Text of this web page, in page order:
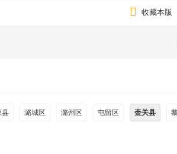
收藏本版
县 潞城区 潞州区 屯留区 壶关县